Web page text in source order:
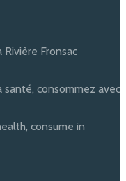
Rivière Fronsac
santé, consommez avec
consume in